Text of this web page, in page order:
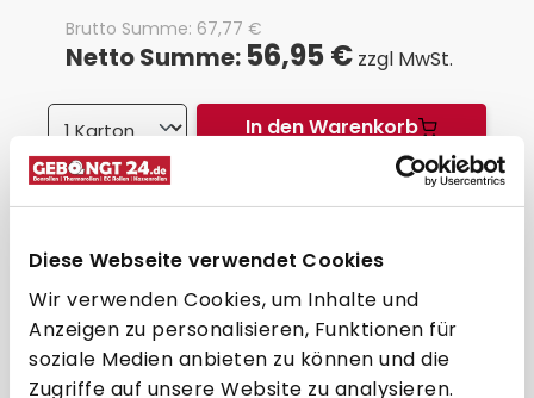
Diese Webseite verwendet Cookies
Wir verwenden Cookies, um Inhalte und
Anzeigen zu personalisieren, Funktionen für
soziale Medien anbieten zu können und die
Zugriffe auf unsere Website zu analysieren.
Netto Summe: 56,95 € zzgl MwSt.
Brutto Summe: 67,77 €
In den Warenkorb
* Staffelpreise zzgl. MwSt.
Auf Lager, Lieferzeit: 3-5 Werktage
Haben Sie noch Wünsche?
Besonders hohe Stückzahlen zu Palettenpreisen?
Spezialgrößen oder Bonrollen in individuellem Design?
Andere Sonderwünsche?